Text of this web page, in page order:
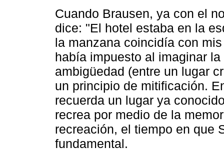
Cuando Brausen, ya con el
dice: "El hotel estaba en la
la manzana coincidía con
había impuesto al imaginar
ambigüedad (entre un lugar
un principio de mitificación.
recuerda un lugar ya
recrea por medio de la
recreación, el tiempo en que
fundamental.